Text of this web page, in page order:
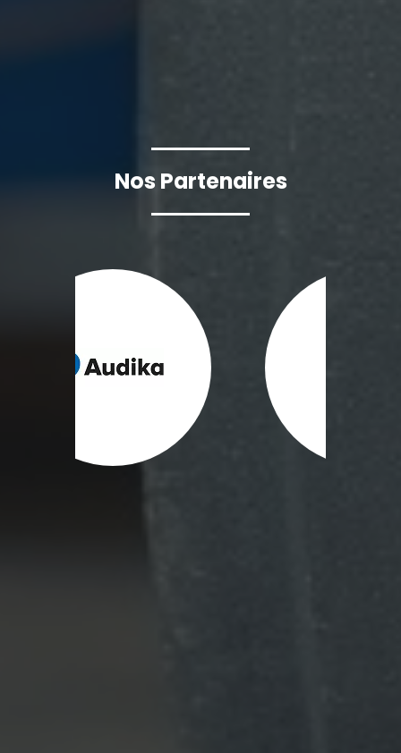
Nos Partenaires